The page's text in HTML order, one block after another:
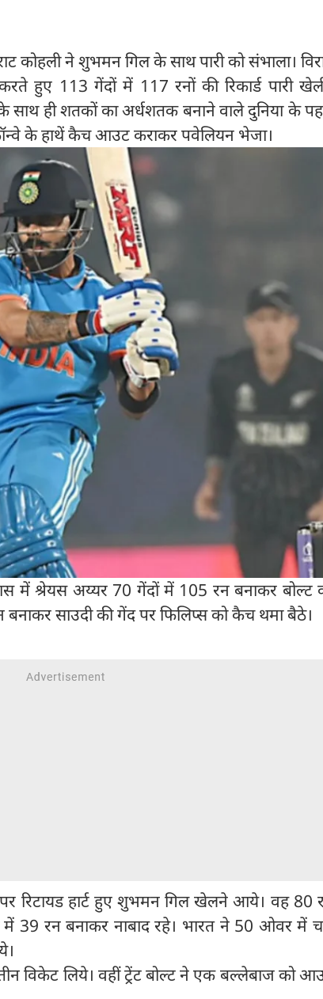
कोहली ने शुभमन गिल के साथ पारी को संभाला।
हुए 113 गेंदों में 117 रनों की रिकार्ड पारी
ही शतकों का अर्धशतक बनाने वाले दुनिया के
के हाथें कैच आउट कराकर पवेलियन भेजा।
में श्रेयस अय्यर 70 गेंदों में 105 रन बनाकर बोल्ट
बनाकर साउदी की गेंद पर फिलिप्स को कैच थमा बैठे।
रिटायड हार्ट हुए शुभमन गिल खेलने आये। वह 80
39 रन बनाकर नाबाद रहे। भारत ने 50 ओवर में
विकेट लिये। वहीं ट्रेंट बोल्ट ने एक बल्लेबाज को